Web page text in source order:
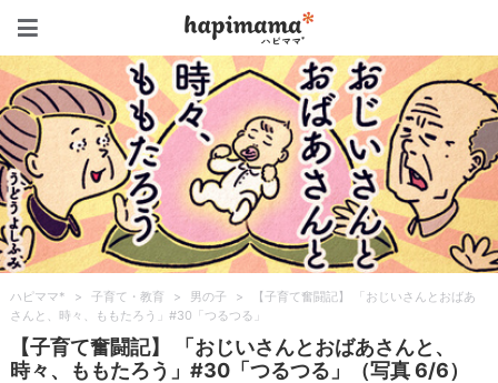
ハピママ* > 子育て・教育 > 男の子 >
【子育て奮闘記】 「おじいさんとおばあ
さんと、時々、ももたろう」#30「つるつる」
【子育て奮闘記】 「おじいさんとおばあさんと、
時々、ももたろう」#30「つるつる」（写真 6/6）